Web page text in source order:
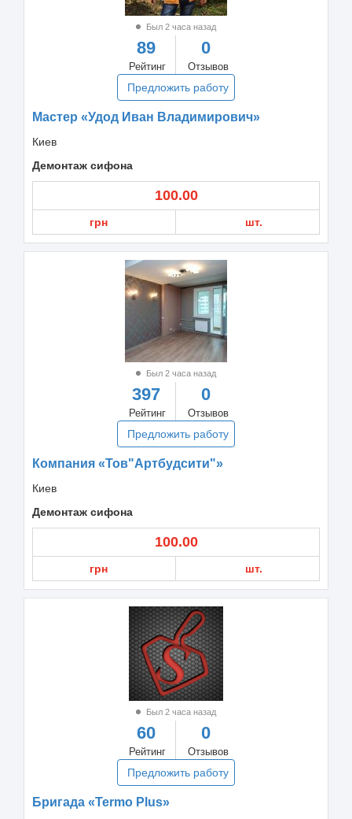
Был 2 часа назад
89
Рейтинг
0
Отзывов
Предложить работу
Мастер «Удод Иван Владимирович»
Киев
Демонтаж сифона
100.00
грн шт.
Был 2 часа назад
397
Рейтинг
0
Отзывов
Предложить работу
Компания «Тов"Артбудсити"»
Киев
Демонтаж сифона
100.00
грн шт.
Был 2 часа назад
60
Рейтинг
0
Отзывов
Предложить работу
Бригада «Termo Plus»